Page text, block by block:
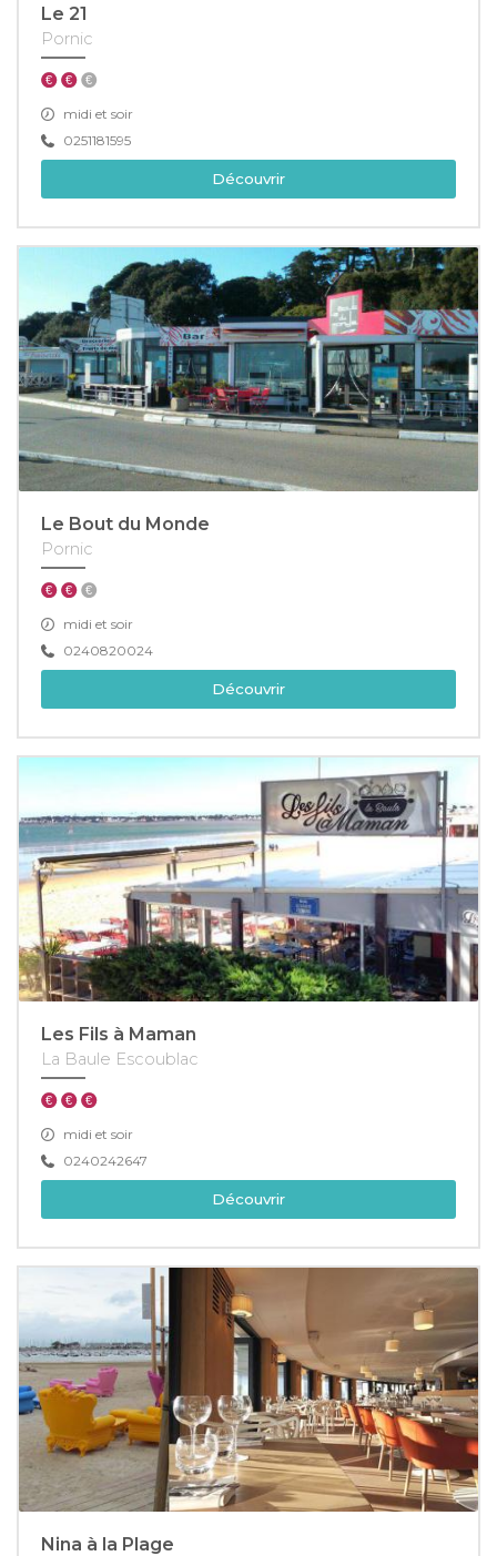
Le 21
Pornic
midi et soir
0251181595
Découvrir
Le Bout du Monde
Pornic
midi et soir
0240820024
Découvrir
Les Fils à Maman
La Baule Escoublac
midi et soir
0240242647
Découvrir
Nina à la Plage